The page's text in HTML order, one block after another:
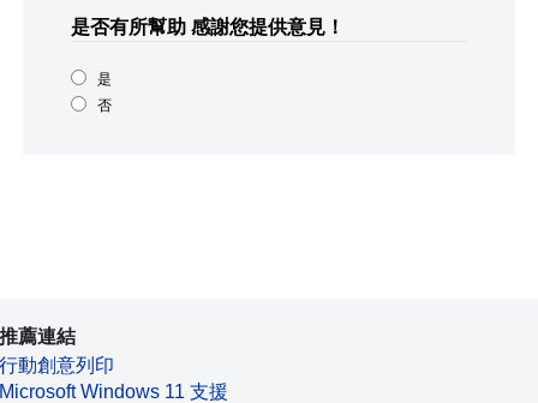
是否有所幫助 感謝您提供意見！
是
否
推薦連結
行動創意列印
Microsoft Windows 11 支援